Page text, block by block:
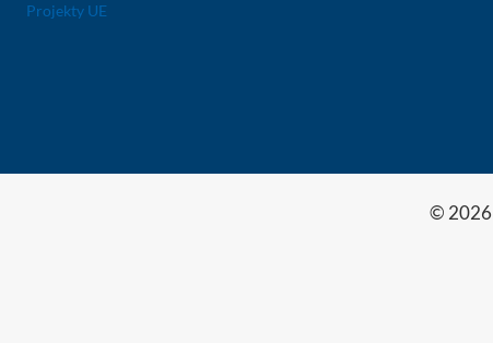
Projekty UE
© 2026